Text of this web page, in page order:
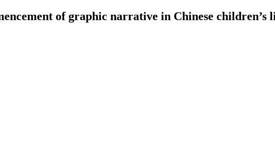
of graphic narrative in Chinese children’s